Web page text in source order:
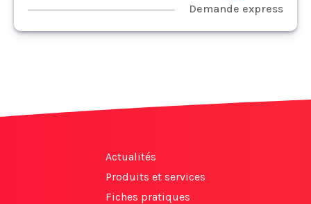
Demande express
Actualités
Produits et services
Fiches pratiques